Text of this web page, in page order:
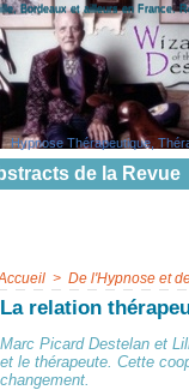
Bordeaux et ailleurs en France.
Hypnose Thérapeutique,
de la Revue
> De l'Hypnose et
La relation
Marc Picard Destelan et
et le thérapeute. Cette
changement.